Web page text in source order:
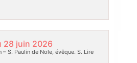
28 juin 2026
S. Paulin de Nole, évêque. S. Lire